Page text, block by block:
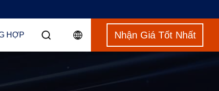
HỢP Nhận Giá Tốt Nhất